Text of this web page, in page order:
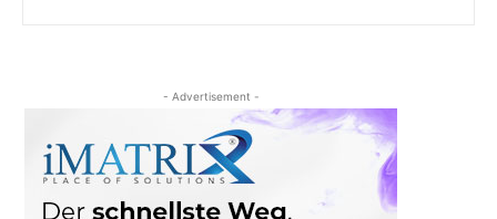
- Advertisement -